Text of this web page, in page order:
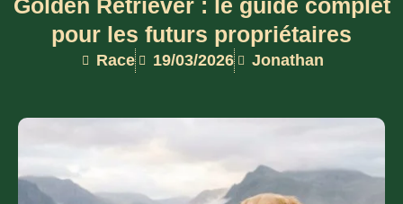
Golden Retriever : le guide complet
pour les futurs propriétaires
Race 19/03/2026 Jonathan